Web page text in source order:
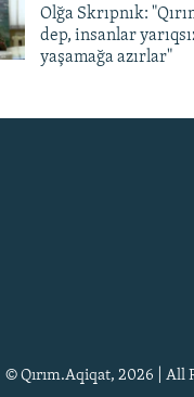
Olğa Skrıpnık:
dep, insanlar
yaşamağa azırlar"
© Qırım.Aqiqat, 2026 | All